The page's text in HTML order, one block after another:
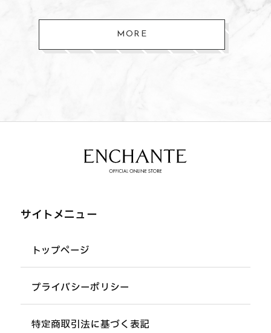
MORE
サイトメニュー
トップページ
プライバシーポリシー
特定商取引法に基づく表記